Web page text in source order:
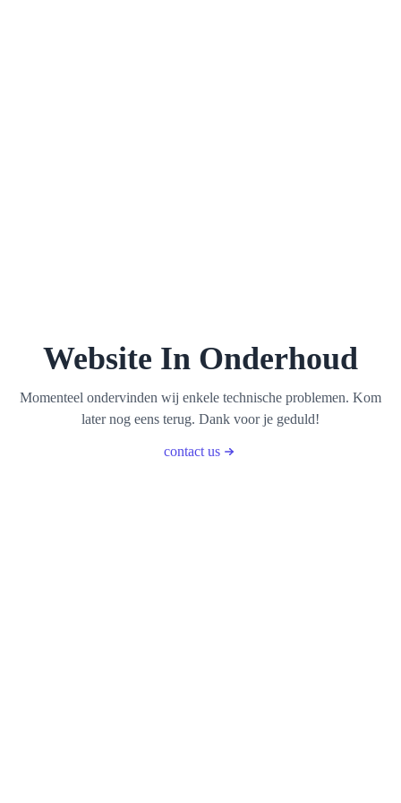
Website In Onderhoud
Momenteel ondervinden wij enkele technische problemen. Kom
later nog eens terug. Dank voor je geduld!
contact us